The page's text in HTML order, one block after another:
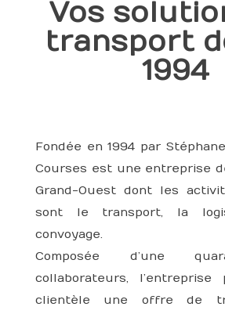
Vos
transport
1994
Fondée en 1994 par Stéphane
Courses est une entreprise
Grand-Ouest dont les
sont le transport, la
convoyage.
Composée d’une
collaborateurs,
clientèle une offre de